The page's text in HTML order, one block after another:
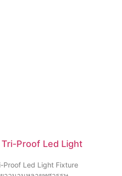
Proof Led Light
Proof Led Light Fixture